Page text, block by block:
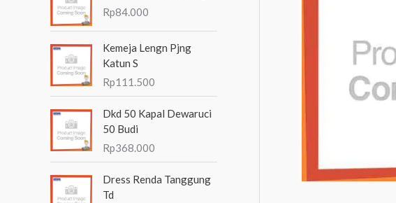
i
a
u
n
u
Rp84.000
Kemeja Lengn Pjng
Katun S
Rp111.500
Dkd 50 Kapal Dewaruci
50 Budi
Rp368.000
Dress Renda Tanggung
Td